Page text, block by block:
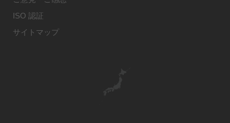
ISO 認証
サイトマップ